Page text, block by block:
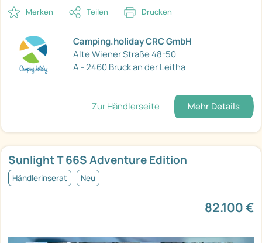
Merken Teilen Drucken
Camping.holiday CRC GmbH
Alte Wiener Straße 48-50
A - 2460 Bruck an der Leitha
Zur Händlerseite Mehr Details
Sunlight T 66S Adventure Edition
Händlerinserat Neu
82.100 €